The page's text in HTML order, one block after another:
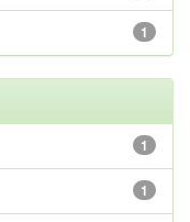
1
1
1